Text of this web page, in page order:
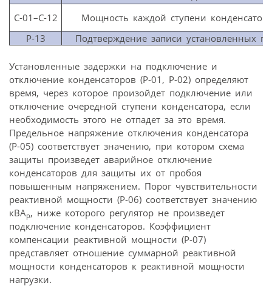
C-01–C-12
Мощность каждой ступени
P-13
Подтверждение записи установленных
Установленные задержки на подключение и
отключение конденсаторов (Р-01, Р-02) определяют
время, через которое произойдет подключение или
отключение очередной ступени конденсатора, если
необходимость этого не отпадет за это время.
Предельное напряжение отключения конденсатора
(Р-05) соответствует значению, при котором схема
защиты произведет аварийное отключение
конденсаторов для защиты их от пробоя
повышенным напряжением. Порог чувствительности
реактивной мощности (Р-06) соответствует значению
кВАр, ниже которого регулятор не произведет
подключение конденсаторов. Коэффициент
компенсации реактивной мощности (Р-07)
представляет отношение суммарной реактивной
мощности конденсаторов к реактивной мощности
нагрузки.